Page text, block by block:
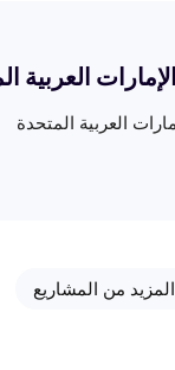
المزيد من المشاريع